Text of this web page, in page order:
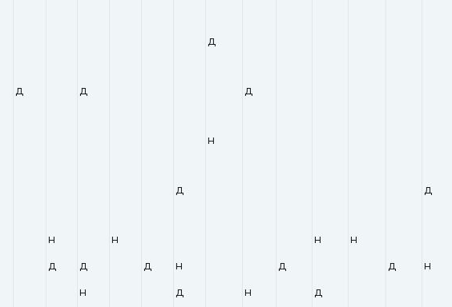
д
д д д
н
д д
н н н
н
д д д н д д
н
н д н д